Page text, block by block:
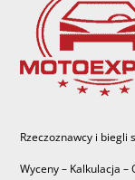
Rzeczoznawcy i
Wyceny – Kalkulacja –